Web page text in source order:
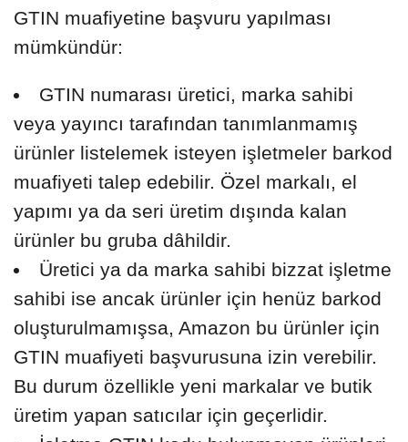
GTIN muafiyetine başvuru yapılması
mümkündür:
GTIN numarası üretici, marka sahibi
veya yayıncı tarafından tanımlanmamış
ürünler listelemek isteyen işletmeler barkod
muafiyeti talep edebilir. Özel markalı, el
yapımı ya da seri üretim dışında kalan
ürünler bu gruba dâhildir.
Üretici ya da marka sahibi bizzat işletme
sahibi ise ancak ürünler için henüz barkod
oluşturulmamışsa, Amazon bu ürünler için
GTIN muafiyeti başvurusuna izin verebilir.
Bu durum özellikle yeni markalar ve butik
üretim yapan satıcılar için geçerlidir.